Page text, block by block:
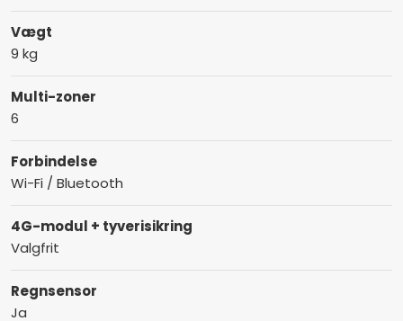
Vægt
9 kg
Multi-zoner
6
Forbindelse
Wi-Fi / Bluetooth
4G-modul + tyverisikring
Valgfrit
Regnsensor
Ja